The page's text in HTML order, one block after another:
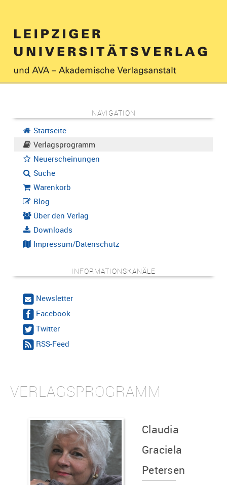
NAVIGATION
Startseite
Verlagsprogramm
Neuerscheinungen
Suche
Warenkorb
Blog
Über den Verlag
Downloads
Impressum/Datenschutz
INFORMATIONSKANÄLE
Newsletter
Facebook
Twitter
RSS-Feed
VERLAGSPROGRAMM
Claudia
Graciela
Petersen